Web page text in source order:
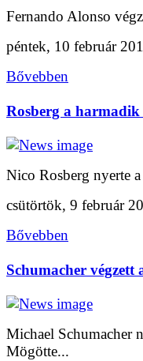
Fernando Alonso
péntek, 10 február
Bővebben
Rosberg a
Nico Rosberg nyerte
csütörtök, 9 február
Bővebben
Schumacher végzett
Michael Schumacher
Mögötte...